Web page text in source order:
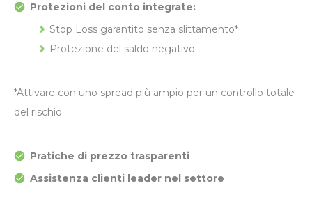
Protezioni del conto integrate:
Stop Loss garantito senza slittamento*
Protezione del saldo negativo
*Attivare con uno spread più ampio per un controllo totale
del rischio
Pratiche di prezzo trasparenti
Assistenza clienti leader nel settore